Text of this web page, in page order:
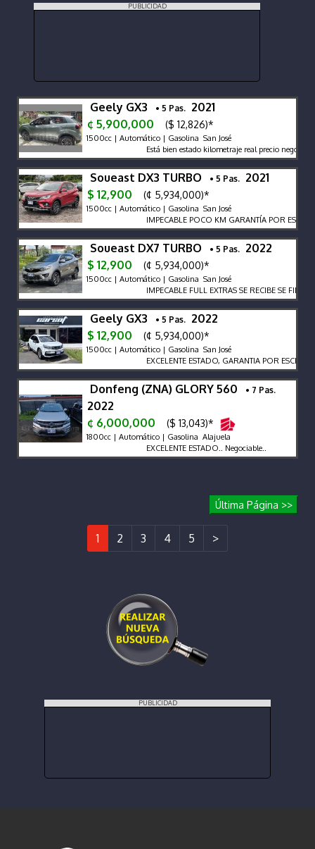
PUBLICIDAD
Geely GX3 • 5 Pas. 2021
¢ 5,900,000
($ 12,826)*
1500cc | Automático | Gasolina San José
Está bien estado kilometraje real precio negociable
Soueast DX3 TURBO • 5 Pas. 2021
$ 12,900
(¢ 5,934,000)*
1500cc | Automático | Gasolina San José
IMPECABLE POCO KM GARANTÍA POR ESCRITO
Soueast DX7 TURBO • 5 Pas. 2022
$ 12,900
(¢ 5,934,000)*
1500cc | Automático | Gasolina San José
IMPECABLE FULL EXTRAS SE RECIBE SE
Geely GX3 • 5 Pas. 2022
$ 12,900
(¢ 5,934,000)*
1500cc | Automático | Gasolina San José
EXCELENTE ESTADO, GARANTIA POR ESCRITO
Donfeng (ZNA) GLORY 560 • 7 Pas.
2022
¢ 6,000,000
($ 13,043)*
1800cc | Automático | Gasolina Alajuela
EXCELENTE ESTADO.. Negociable..
Última Página >>
1 2 3 4 5 >
PUBLICIDAD